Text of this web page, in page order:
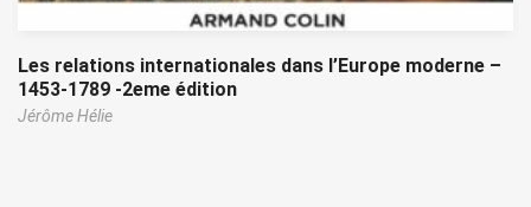
Les relations internationales dans l’Europe moderne –
1453-1789 -2eme édition
Jérôme Hélie